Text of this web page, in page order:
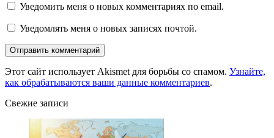
Уведомить меня о новых комментариях по email.
Уведомлять меня о новых записях почтой.
Этот сайт использует Akismet для борьбы со спамом. Узнайте,
как обрабатываются ваши данные комментариев.
Свежие записи